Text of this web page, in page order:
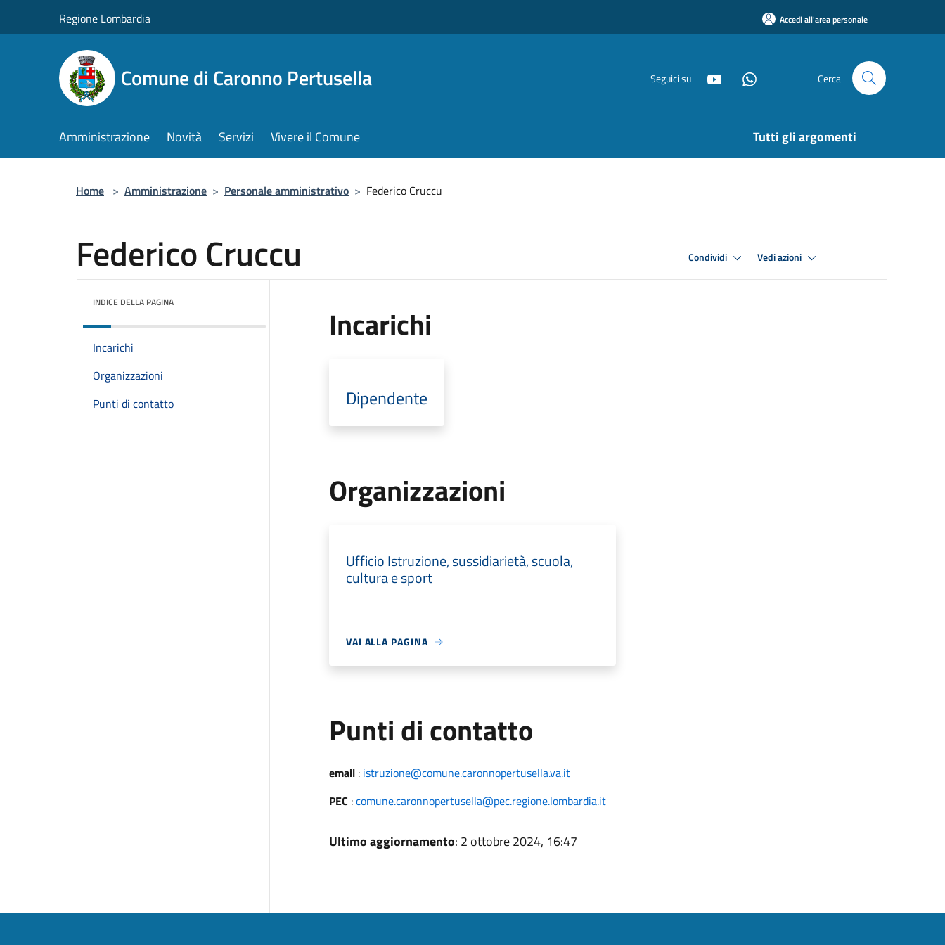
Regione Lombardia Accedi all'area personale
Comune di Caronno Pertusella Seguici su Cerca
Amministrazione Novità Servizi Vivere il Comune Tutti gli argomenti
Home > Amministrazione > Personale amministrativo > Federico Cruccu
Federico Cruccu Condividi Vedi azioni
INDICE DELLA PAGINA
Incarichi
Organizzazioni
Punti di contatto
Incarichi
Dipendente
Organizzazioni
Ufficio Istruzione, sussidiarietà, scuola,
cultura e sport
VAI ALLA PAGINA
Punti di contatto
email: istruzione@comune.caronnopertusella.va.it
PEC :comune.caronnopertusella@pec.regione.lombardia.it
Ultimo aggiornamento: 2 ottobre 2024, 16:47